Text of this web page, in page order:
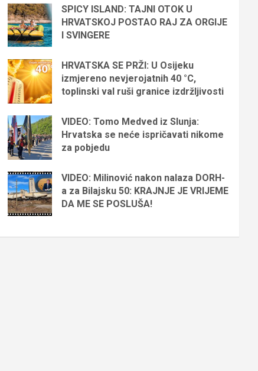
SPICY ISLAND: TAJNI OTOK U
HRVATSKOJ POSTAO RAJ ZA ORGIJE
I SVINGERE
HRVATSKA SE PRŽI: U Osijeku
izmjereno nevjerojatnih 40 °C,
toplinski val ruši granice izdržljivosti
VIDEO: Tomo Medved iz Slunja:
Hrvatska se neće ispričavati nikome
za pobjedu
VIDEO: Milinović nakon nalaza DORH-
a za Bilajsku 50: KRAJNJE JE VRIJEME
DA ME SE POSLUŠA!